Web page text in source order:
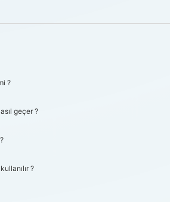
?
geçer ?
?